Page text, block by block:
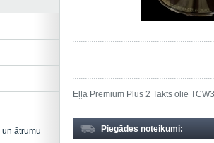
Eļļa Premium Plus 2 Takts olie
Piegādes noteikumi:
ātrumu